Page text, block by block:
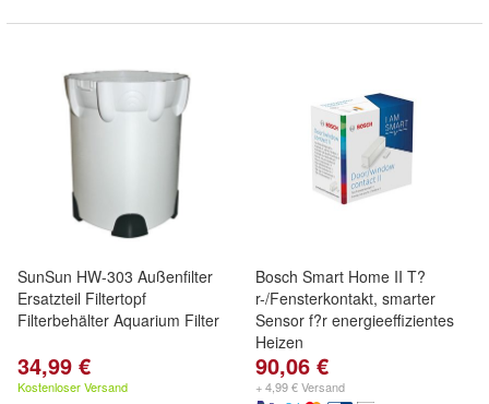
SunSun HW-303 Außenfilter
Ersatzteil Filtertopf
Filterbehälter Aquarium Filter
34,99 €
Kostenloser Versand
Bosch Smart Home II T?
r-/Fensterkontakt, smarter
Sensor f?r energieeffizientes
Heizen
90,06 €
+ 4,99 € Versand